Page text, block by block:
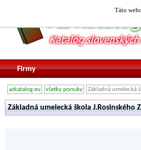
Táto
Firmy
azkatalog.eu všetky ponuky Základná umelecká
Základná umelecká škola J.Rosinského